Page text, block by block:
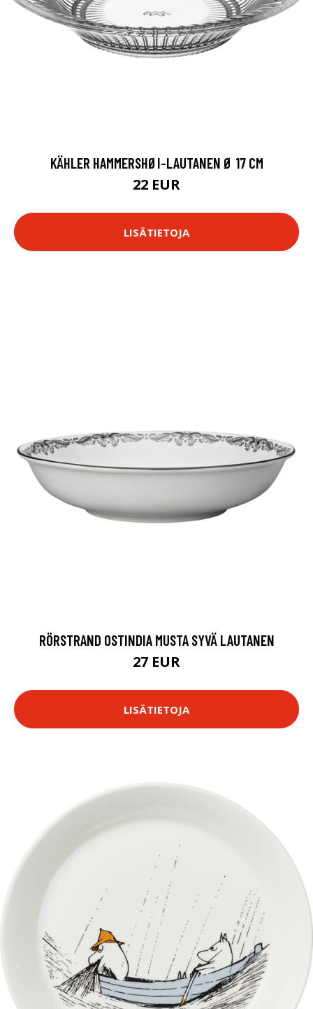
KÄHLER HAMMERSHØI-LAUTANEN Ø 17 CM
22 EUR
LISÄTIETOJA
RÖRSTRAND OSTINDIA MUSTA SYVÄ LAUTANEN
27 EUR
LISÄTIETOJA